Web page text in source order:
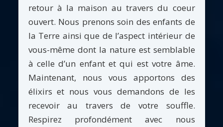
retour à la maison au travers du coeur
ouvert. Nous prenons soin des enfants de
la Terre ainsi que de l’aspect intérieur de
vous-même dont la nature est semblable
à celle d’un enfant et qui est votre âme.
Maintenant, nous vous apportons des
élixirs et nous vous demandons de les
recevoir au travers de votre souffle.
Respirez profondément avec nous